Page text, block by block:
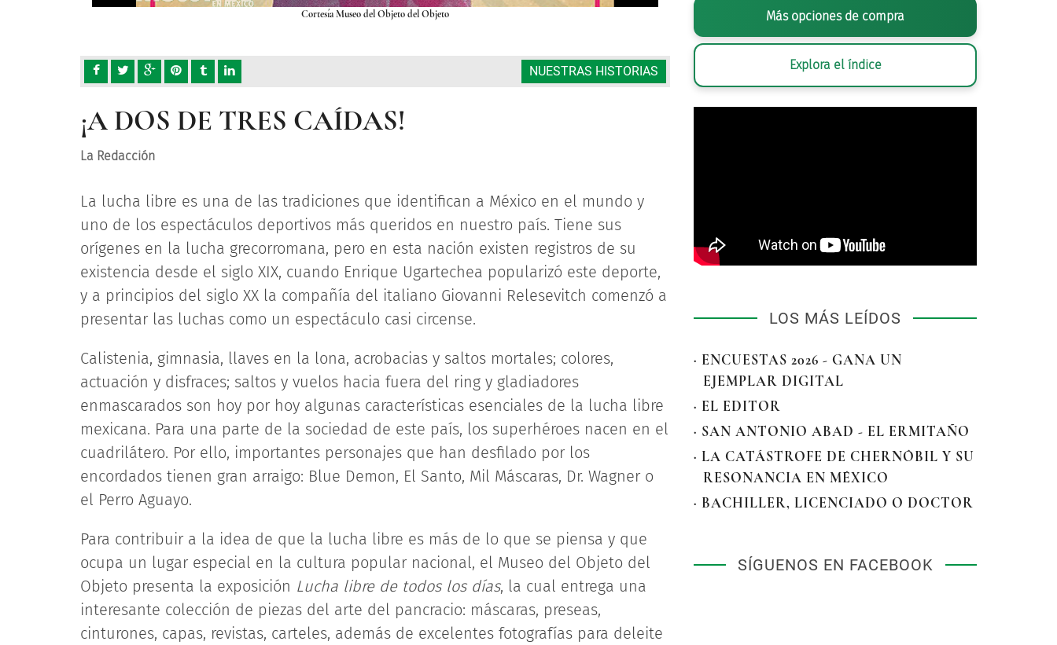
Cortesía Museo del Objeto del Objeto Cortesía Museo del Objeto del Objeto
NUESTRAS HISTORIAS
¡A DOS DE TRES CAÍDAS!
La Redacción
La lucha libre es una de las tradiciones que identifican a México en el mundo y
uno de los espectáculos deportivos más queridos en nuestro país. Tiene sus
orígenes en la lucha grecorromana, pero en esta nación existen registros de su
existencia desde el siglo XIX, cuando Enrique Ugartechea popularizó este deporte,
y a principios del siglo XX la compañía del italiano Giovanni Relesevitch comenzó a
presentar las luchas como un espectáculo casi circense.
Calistenia, gimnasia, llaves en la lona, acrobacias y saltos mortales; colores,
actuación y disfraces; saltos y vuelos hacia fuera del ring y gladiadores
enmascarados son hoy por hoy algunas características esenciales de la lucha libre
mexicana. Para una parte de la sociedad de este país, los superhéroes nacen en el
cuadrilátero. Por ello, importantes personajes que han desfilado por los
encordados tienen gran arraigo: Blue Demon, El Santo, Mil Máscaras, Dr. Wagner o
el Perro Aguayo.
Para contribuir a la idea de que la lucha libre es más de lo que se piensa y que
ocupa un lugar especial en la cultura popular nacional, el Museo del Objeto del
Objeto presenta la exposición Lucha libre de todos los días, la cual entrega una
interesante colección de piezas del arte del pancracio: máscaras, preseas,
cinturones, capas, revistas, carteles, además de excelentes fotografías para deleite
Más opciones de compra
Explora el índice
LOS MÁS LEÍDOS
· ENCUESTAS 2026 - GANA UN
EJEMPLAR DIGITAL
· EL EDITOR
· SAN ANTONIO ABAD - EL ERMITAÑO
· LA CATÁSTROFE DE CHERNÓBIL Y SU
RESONANCIA EN MÉXICO
· BACHILLER, LICENCIADO O DOCTOR
SÍGUENOS EN FACEBOOK